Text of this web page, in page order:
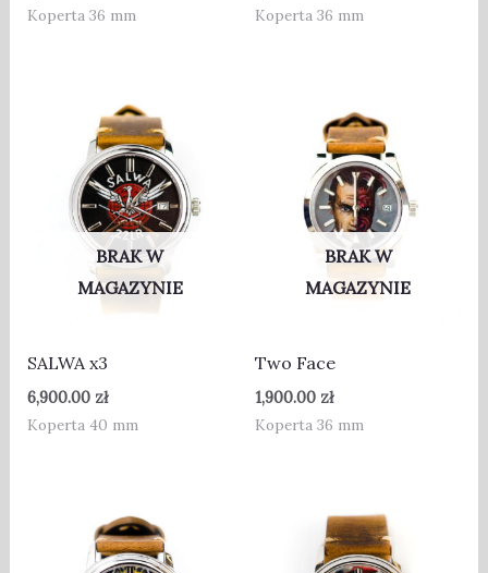
Koperta 36 mm
Koperta 36 mm
BRAK W
MAGAZYNIE
SALWA x3
6,900.00 zł
Koperta 40 mm
BRAK W
MAGAZYNIE
Two Face
1,900.00 zł
Koperta 36 mm